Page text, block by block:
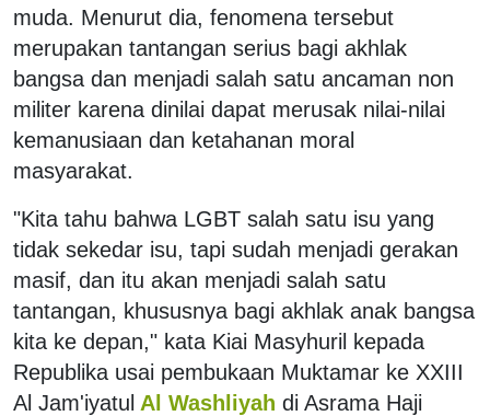
muda. Menurut dia, fenomena tersebut
merupakan tantangan serius bagi akhlak
bangsa dan menjadi salah satu ancaman non
militer karena dinilai dapat merusak nilai-nilai
kemanusiaan dan ketahanan moral
masyarakat.
"Kita tahu bahwa LGBT salah satu isu yang
tidak sekedar isu, tapi sudah menjadi gerakan
masif, dan itu akan menjadi salah satu
tantangan, khususnya bagi akhlak anak bangsa
kita ke depan," kata Kiai Masyhuril kepada
Republika usai pembukaan Muktamar ke XXIII
Al Jam'iyatul Al Washliyah di Asrama Haji